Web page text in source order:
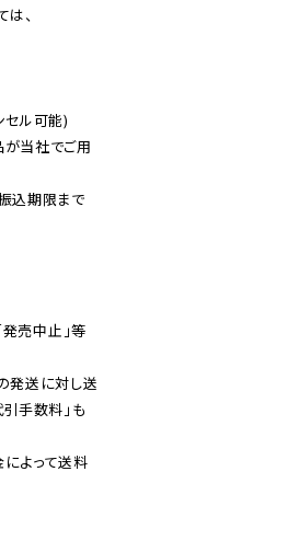
、
ル可能)
当社でご用
込期限まで
発売中止」等
発送に対し送
手数料」も
よって送料